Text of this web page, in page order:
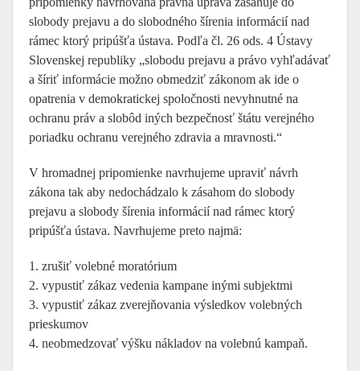
slobody prejavu a do slobodného šírenia informácií nad
rámec ktorý pripúšťa ústava. Podľa čl. 26 ods. 4 Ústavy
Slovenskej republiky „slobodu prejavu a právo vyhľadávať
a šíriť informácie možno obmedziť zákonom ak ide o
opatrenia v demokratickej spoločnosti nevyhnutné na
ochranu práv a slobôd iných bezpečnosť štátu verejného
poriadku ochranu verejného zdravia a mravnosti.“
V hromadnej pripomienke navrhujeme upraviť návrh
zákona tak aby nedochádzalo k zásahom do slobody
prejavu a slobody šírenia informácií nad rámec ktorý
pripúšťa ústava. Navrhujeme preto najmä:
1. zrušiť volebné moratórium
2. vypustiť zákaz vedenia kampane inými subjektmi
3. vypustiť zákaz zverejňovania výsledkov volebných
prieskumov
4. neobmedzovať výšku nákladov na volebnú kampaň.